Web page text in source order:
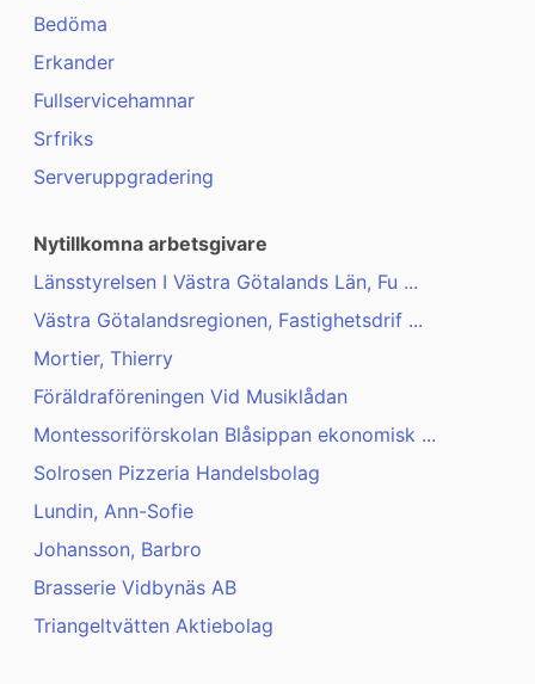
Bedöma
Erkander
Fullservicehamnar
Srfriks
Serveruppgradering
Nytillkomna arbetsgivare
Länsstyrelsen I Västra Götalands Län, Fu ...
Västra Götalandsregionen, Fastighetsdrif ...
Mortier, Thierry
Föräldraföreningen Vid Musiklådan
Montessoriförskolan Blåsippan ekonomisk ...
Solrosen Pizzeria Handelsbolag
Lundin, Ann-Sofie
Johansson, Barbro
Brasserie Vidbynäs AB
Triangeltvätten Aktiebolag